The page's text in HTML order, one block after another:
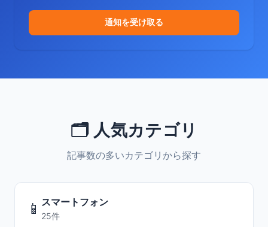
通知を受け取る
🗂️ 人気カテゴリ
記事数の多いカテゴリから探す
📱 スマートフォン
25件